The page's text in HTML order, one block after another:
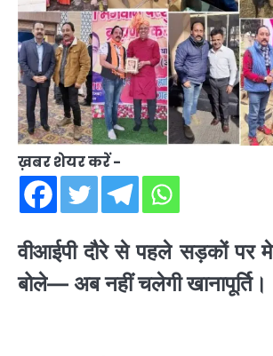
ख़बर शेयर करें -
वीआईपी दौरे से पहले सड़कों पर
बोले— अब नहीं चलेगी खानापूर्ति।